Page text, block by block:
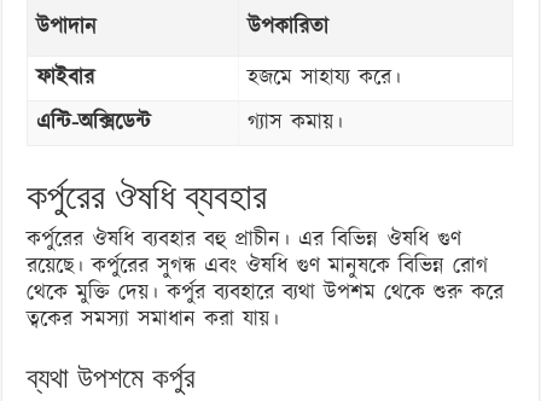
উপাদান
উপকারিতা
ফাইবার
হজমে সাহায্য করে।
এন্টি-অক্সিডেন্ট
গ্যাস কমায়।
কর্পুরের ঔষধি ব্যবহার
কর্পুরের ঔষধি ব্যবহার বহু প্রাচীন। এর বিভিন্ন ঔষধি গুণ
রয়েছে। কর্পুরের সুগন্ধ এবং ঔষধি গুণ মানুষকে বিভিন্ন রোগ
থেকে মুক্তি দেয়। কর্পুর ব্যবহারে ব্যথা উপশম থেকে শুরু করে
ত্বকের সমস্যা সমাধান করা যায়।
ব্যথা উপশমে কর্পুর